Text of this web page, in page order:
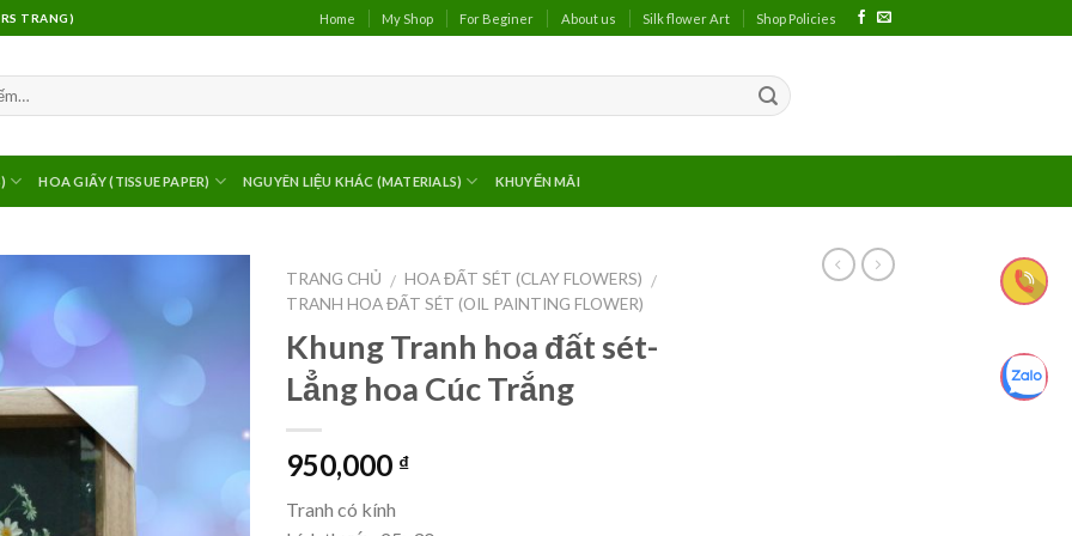
TRANG) Home My Shop For Beginer About us Silk flower Art Shop Policies
HOA GIẤY (TISSUE PAPER) NGUYÊN LIỆU KHÁC (MATERIALS) KHUYẾN MÃI
TRANG CHỦ / HOA ĐẤT SÉT (CLAY FLOWERS) /
TRANH HOA ĐẤT SÉT (OIL PAINTING FLOWER)
Khung Tranh hoa đất sét-
Lẳng hoa Cúc Trắng
950,000 ₫
Tranh có kính